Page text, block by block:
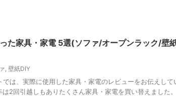
た家具・家電 5選(ソファ/オープンラック/壁
, 壁紙DIY
は、実際に使用した家具・家電のレビューをお伝えして
2回引越しもありたくさん家具・家電を買い替えました